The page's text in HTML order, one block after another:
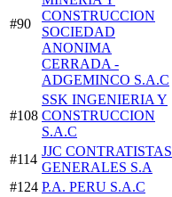
#90
CONSTRUCCION
SOCIEDAD
ANONIMA
CERRADA -
ADGEMINCO S.A.C
#108
SSK INGENIERIA Y
CONSTRUCCION
S.A.C
#114
JJC CONTRATISTAS
GENERALES S.A
#124 P.A. PERU S.A.C